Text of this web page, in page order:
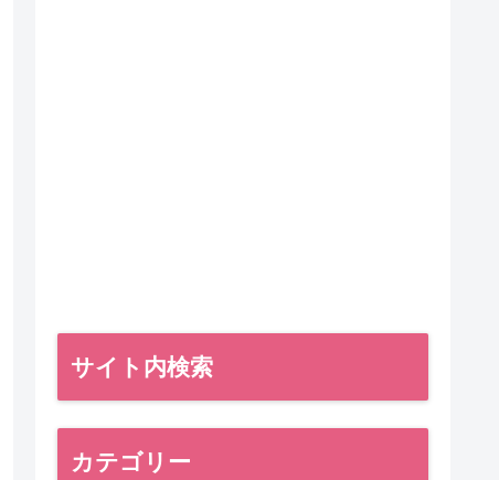
サイト内検索
カテゴリー